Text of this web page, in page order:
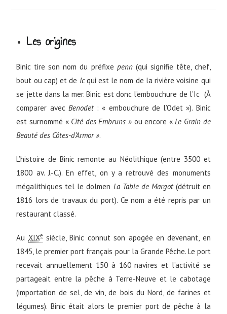
Les origines
Binic tire son nom du préfixe penn(qui signifie tête, chef,
bout ou cap) et de Icqui est le nom de la rivière voisine qui
se jette dans la mer. Binic est donc l’embouchure de l’Ic (À
comparer avec Benodet: « embouchure de l’Odet »). Binic
est surnommé « Cité des Embruns » ou encore «Le Grain de
Beauté des Côtes-d’Armor ».
L’histoire de Binic remonte au Néolithique (entre 3500 et
1800 av. J.-C.). En effet, on y a retrouvé des monuments
mégalithiques tel le dolmen La Table de Margot(détruit en
1816 lors de travaux du port). Ce nom a été repris par un
restaurant classé.
Au XIXe siècle, Binic connut son apogée en devenant, en
1845, le premier port français pour la Grande Pêche. Le port
recevait annuellement 150 à 160 navires et l’activité se
partageait entre la pêche à Terre-Neuve et le cabotage
(importation de sel, de vin, de bois du Nord, de farines et
légumes). Binic était alors le premier port de pêche à la